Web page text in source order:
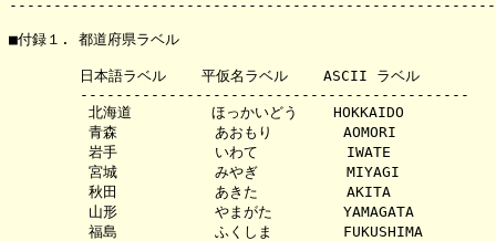
■付録１. 都道府県ラベル
        日本語ラベル    平仮名ラベル    ASCII ラベル
        --------------------------------------------
         北海道         ほっかいどう    HOKKAIDO
         青森           あおもり        AOMORI
         岩手           いわて          IWATE
         宮城           みやぎ          MIYAGI
         秋田           あきた          AKITA
         山形           やまがた        YAMAGATA
         福島           ふくしま        FUKUSHIMA